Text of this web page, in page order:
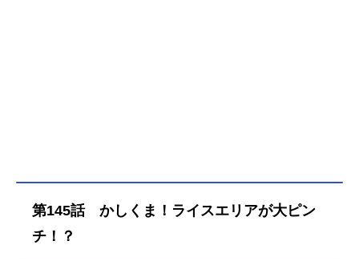
第145話 かしくま！ライスエリアが大ピン
チ！？